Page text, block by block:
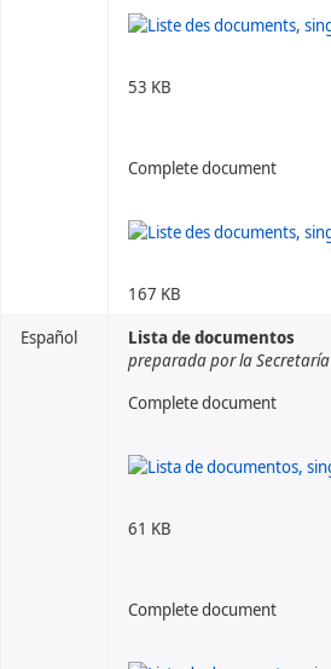
53 KB
Complete document
167 KB
Español
Lista de documentos
preparada por la Secretaría
Complete document
61 KB
Complete document